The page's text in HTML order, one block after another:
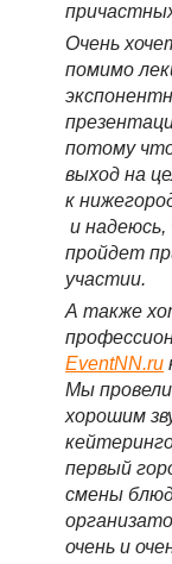
Очень
помимо
потому
выход на
к
и
пройдет
участии.
А также
EventNN.ru
Мы
хорошим
первый
смены
очень и